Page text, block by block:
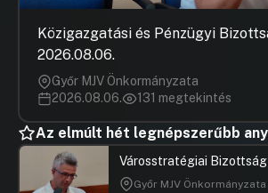
Közigazgatási és Pénzügyi
2026.08.06.
Győr MJV Önkormányzata
2026.08.06.
131 megtekintés
Az elmúlt hét legnépszerűbb
Városstratégiai
Győr MJV Önkormányzata